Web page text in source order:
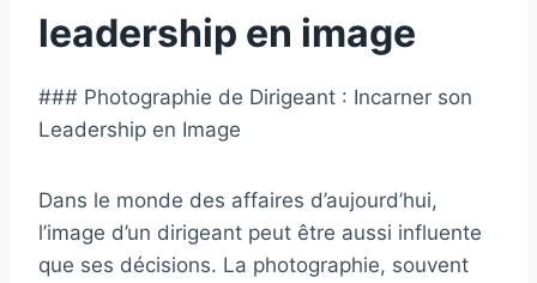
leadership en image
### Photographie de Dirigeant : Incarner son
Leadership en Image
Dans le monde des affaires d’aujourd’hui,
l’image d’un dirigeant peut être aussi influente
que ses décisions. La photographie, souvent